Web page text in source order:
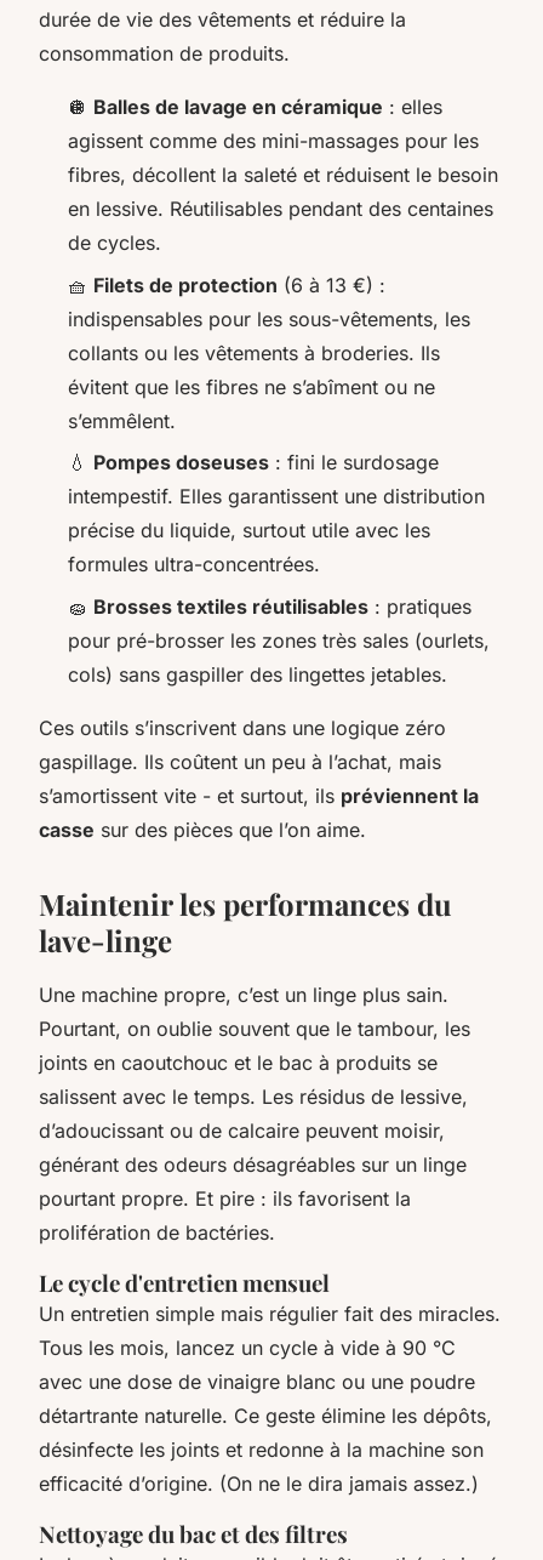
durée de vie des vêtements et réduire la
consommation de produits.
🪩 Balles de lavage en céramique : elles
agissent comme des mini-massages pour les
fibres, décollent la saleté et réduisent le besoin
en lessive. Réutilisables pendant des centaines
de cycles.
🧺 Filets de protection (6 à 13 €) :
indispensables pour les sous-vêtements, les
collants ou les vêtements à broderies. Ils
évitent que les fibres ne s’abîment ou ne
s’emmêlent.
💧 Pompes doseuses : fini le surdosage
intempestif. Elles garantissent une distribution
précise du liquide, surtout utile avec les
formules ultra-concentrées.
🧽 Brosses textiles réutilisables : pratiques
pour pré-brosser les zones très sales (ourlets,
cols) sans gaspiller des lingettes jetables.
Ces outils s’inscrivent dans une logique zéro
gaspillage. Ils coûtent un peu à l’achat, mais
s’amortissent vite - et surtout, ils préviennent la
casse sur des pièces que l’on aime.
Maintenir les performances du
lave-linge
Une machine propre, c’est un linge plus sain.
Pourtant, on oublie souvent que le tambour, les
joints en caoutchouc et le bac à produits se
salissent avec le temps. Les résidus de lessive,
d’adoucissant ou de calcaire peuvent moisir,
générant des odeurs désagréables sur un linge
pourtant propre. Et pire : ils favorisent la
prolifération de bactéries.
Le cycle d'entretien mensuel
Un entretien simple mais régulier fait des miracles.
Tous les mois, lancez un cycle à vide à 90 °C
avec une dose de vinaigre blanc ou une poudre
détartrante naturelle. Ce geste élimine les dépôts,
désinfecte les joints et redonne à la machine son
efficacité d’origine. (On ne le dira jamais assez.)
Nettoyage du bac et des filtres